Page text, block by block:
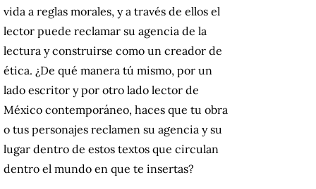
vida a reglas morales, y a través de ellos el
lector puede reclamar su agencia de la
lectura y construirse como un creador de
ética. ¿De qué manera tú mismo, por un
lado escritor y por otro lado lector de
México contemporáneo, haces que tu obra
o tus personajes reclamen su agencia y su
lugar dentro de estos textos que circulan
dentro el mundo en que te insertas?